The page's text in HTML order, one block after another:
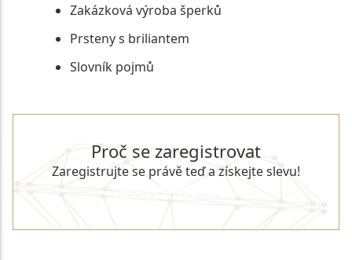
Zakázková výroba šperků
Prsteny s briliantem
Slovník pojmů
Proč se zaregistrovat
Zaregistrujte se právě teď a získejte slevu!
REGISTROVAT SE